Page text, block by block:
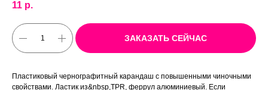
11 р.
ЗАКАЗАТЬ СЕЙЧАС
Пластиковый чернографитный карандаш с повышенными чиночными
свойствами. Ластик из&nbsp,TPR, феррул алюминиевый. Если